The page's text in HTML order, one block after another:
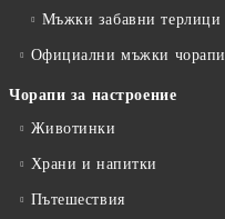
Мъжки забавни терлици
Официални мъжки чорапи
Чорапи за настроение
Животинки
Храни и напитки
Пътешествия